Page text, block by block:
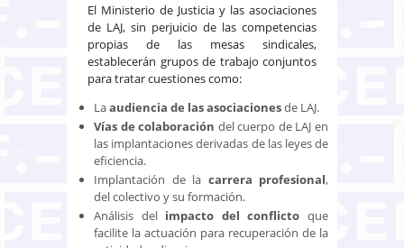
El Ministerio de Justicia y las asociaciones
de LAJ, sin perjuicio de las competencias
propias de las mesas sindicales,
establecerán grupos de trabajo conjuntos
para tratar cuestiones como:
​Laaudiencia de las asociacionesde LAJ.
Vías de colaboración del cuerpo de LAJ en
las implantaciones derivadas de las leyes de
eficiencia.
Implantación de la carrera profesional,
del colectivo y su formación.
Análisis del impacto del conflicto que
facilite la actuación para recuperación de la